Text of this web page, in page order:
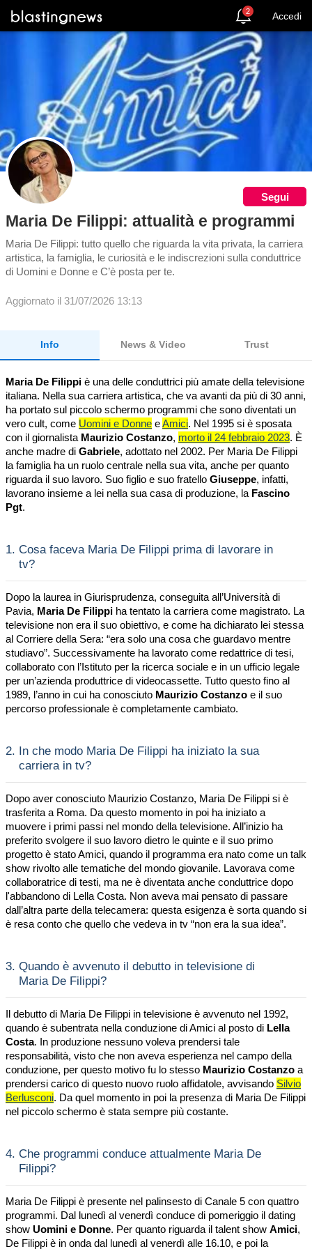
2 Accedi
Segui
Maria De Filippi: attualità e programmi
Maria De Filippi: tutto quello che riguarda la vita privata, la carriera
artistica, la famiglia, le curiosità e le indiscrezioni sulla conduttrice
di Uomini e Donne e C’è posta per te.
Aggiornato il 31/07/2026 13:13
Info News & Video Trust
Maria De Filippi è una delle conduttrici più amate della televisione
italiana. Nella sua carriera artistica, che va avanti da più di 30 anni,
ha portato sul piccolo schermo programmi che sono diventati un
vero cult, come Uomini e Donne eAmici. Nel 1995 si è sposata
con il giornalista Maurizio Costanzo, morto il 24 febbraio 2023. È
anche madre di Gabriele, adottato nel 2002. Per Maria De Filippi
la famiglia ha un ruolo centrale nella sua vita, anche per quanto
riguarda il suo lavoro. Suo figlio e suo fratello Giuseppe, infatti,
lavorano insieme a lei nella sua casa di produzione, la Fascino
Pgt.
1. Cosa faceva Maria De Filippi prima di lavorare in
tv?
Dopo la laurea in Giurisprudenza, conseguita all’Università di
Pavia, Maria De Filippi ha tentato la carriera come magistrato. La
televisione non era il suo obiettivo, e come ha dichiarato lei stessa
al Corriere della Sera: “era solo una cosa che guardavo mentre
studiavo”. Successivamente ha lavorato come redattrice di tesi,
collaborato con l’Istituto per la ricerca sociale e in un ufficio legale
per un’azienda produttrice di videocassette. Tutto questo fino al
1989, l’anno in cui ha conosciuto Maurizio Costanzo e il suo
percorso professionale è completamente cambiato.
2. In che modo Maria De Filippi ha iniziato la sua
carriera in tv?
Dopo aver conosciuto Maurizio Costanzo, Maria De Filippi si è
trasferita a Roma. Da questo momento in poi ha iniziato a
muovere i primi passi nel mondo della televisione. All’inizio ha
preferito svolgere il suo lavoro dietro le quinte e il suo primo
progetto è stato Amici, quando il programma era nato come un talk
show rivolto alle tematiche del mondo giovanile. Lavorava come
collaboratrice di testi, ma ne è diventata anche conduttrice dopo
l'abbandono di Lella Costa. Non aveva mai pensato di passare
dall’altra parte della telecamera: questa esigenza è sorta quando si
è resa conto che quello che vedeva in tv “non era la sua idea”.
3. Quando è avvenuto il debutto in televisione di
Maria De Filippi?
Il debutto di Maria De Filippi in televisione è avvenuto nel 1992,
quando è subentrata nella conduzione di Amici al posto di Lella
Costa. In produzione nessuno voleva prendersi tale
responsabilità, visto che non aveva esperienza nel campo della
conduzione, per questo motivo fu lo stesso Maurizio Costanzo a
prendersi carico di questo nuovo ruolo affidatole, avvisando Silvio
Berlusconi. Da quel momento in poi la presenza di Maria De Filippi
nel piccolo schermo è stata sempre più costante.
4. Che programmi conduce attualmente Maria De
Filippi?
Maria De Filippi è presente nel palinsesto di Canale 5 con quattro
programmi. Dal lunedì al venerdì conduce di pomeriggio il dating
show Uomini e Donne. Per quanto riguarda il talent show Amici,
De Filippi è in onda dal lunedì al venerdì alle 16.10, e poi la